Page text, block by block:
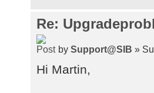
('pg_', 'reg') or
'anyarray',
'xid') then 1111 "
"else
Re:
by Support@SIB »
Hi Martin,